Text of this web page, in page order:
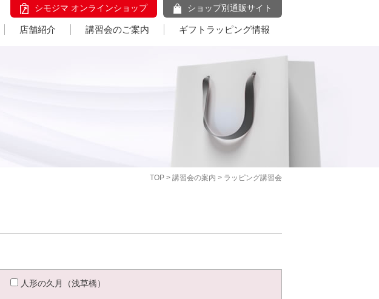
シモジマ オンラインショップ ショップ別通販サイト
店舗紹介 講習会のご案内 ギフトラッピング情報
TOP > 講習会の案内 > ラッピング講習会
人形の久月（浅草橋）